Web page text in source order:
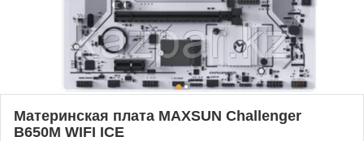
Материнская плата MAXSUN Challenger
B650M WIFI ICE